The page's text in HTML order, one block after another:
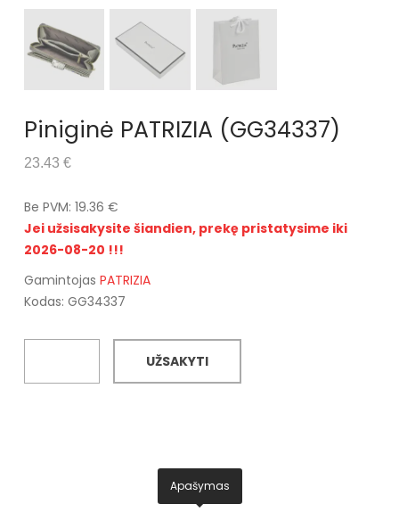
Piniginė PATRIZIA (GG34337)
23.43 €
Be PVM: 19.36 €
Jei užsisakysite šiandien, prekę pristatysime iki
2026-08-20 !!!
Gamintojas PATRIZIA
Kodas: GG34337
UŽSAKYTI
Apašymas